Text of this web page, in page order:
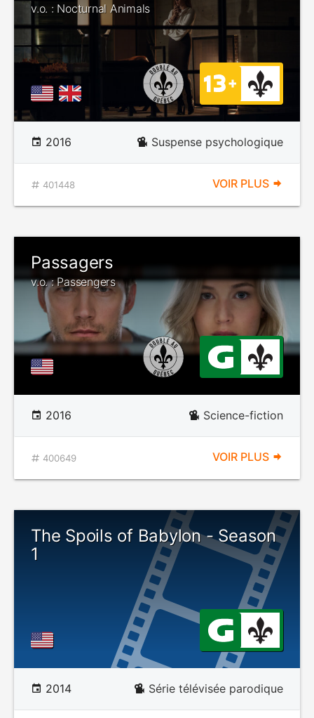
v.o. : Nocturnal Animals
2016 Suspense psychologique
401448 VOIR PLUS
Passagers
v.o. : Passengers
2016 Science-fiction
400649 VOIR PLUS
The Spoils of Babylon - Season
1
2014 Série télévisée parodique